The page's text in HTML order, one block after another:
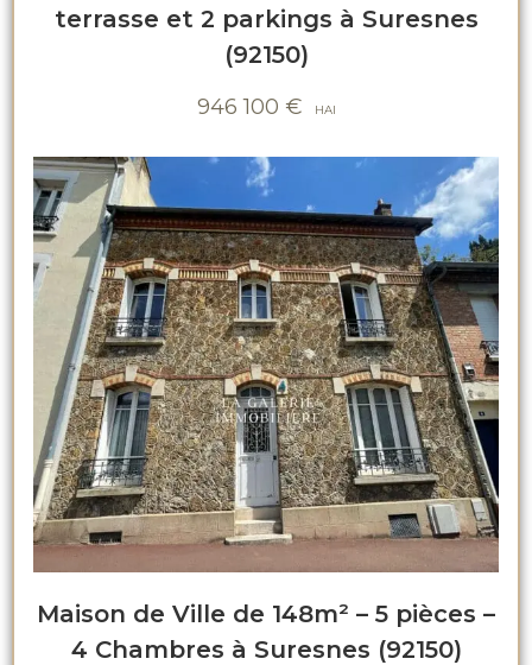
terrasse et 2 parkings à Suresnes
(92150)
946 100 €
Maison de Ville de 148m² – 5 pièces –
4 Chambres à Suresnes (92150)